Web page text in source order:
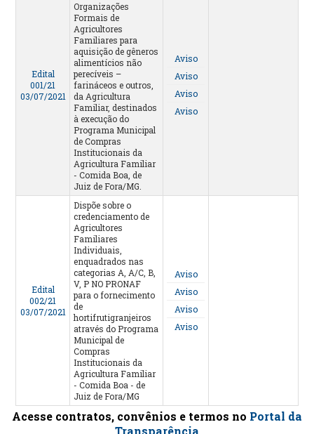
Edital
001/21
03/07/2021
Organizações
Formais de
Agricultores
Familiares para
aquisição de gêneros
alimentícios não
perecíveis –
farináceos e outros,
da Agricultura
Familiar, destinados
à execução do
Programa Municipal
de Compras
Institucionais da
Agricultura Familiar
- Comida Boa, de
Juiz de Fora/MG.
Aviso
Aviso
Aviso
Aviso
Edital
002/21
03/07/2021
Dispõe sobre o
credenciamento de
Agricultores
Familiares
Individuais,
enquadrados nas
categorias A, A/C, B,
V, P NO PRONAF
para o fornecimento
de
hortifrutigranjeiros
através do Programa
Municipal de
Compras
Institucionais da
Agricultura Familiar
- Comida Boa - de
Juiz de Fora/MG
Aviso
Aviso
Aviso
Aviso
Acesse contratos, convênios e termos no Portal da
Transparência